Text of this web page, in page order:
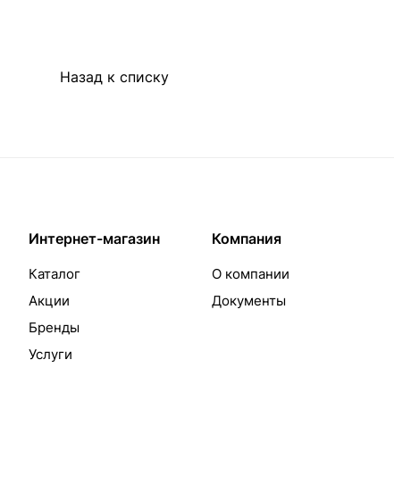
Назад к списку
Интернет-магазин
Каталог
Акции
Бренды
Услуги
Компания
О компании
Документы